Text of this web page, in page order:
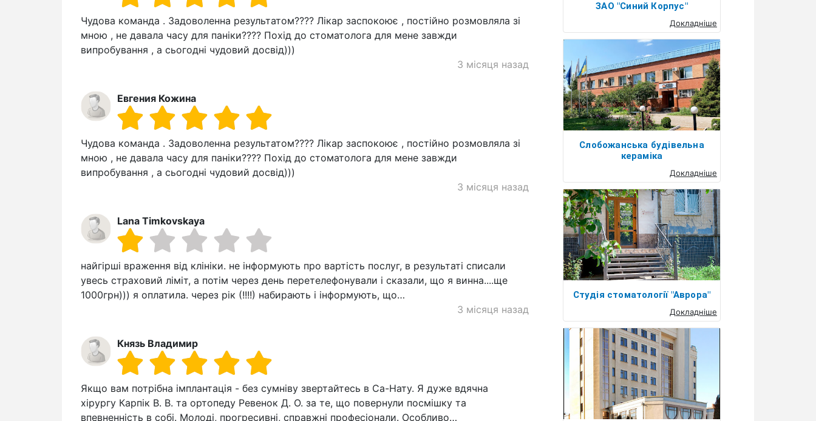
Чудова команда . Задоволенна результатом???? Лікар заспокоює , постійно розмовляла зі
мною , не давала часу для паніки???? Похід до стоматолога для мене завжди
випробування , а сьогодні чудовий досвід)))
3 місяця назад
Евгения Кожина
Чудова команда . Задоволенна результатом???? Лікар заспокоює , постійно розмовляла зі
мною , не давала часу для паніки???? Похід до стоматолога для мене завжди
випробування , а сьогодні чудовий досвід)))
3 місяця назад
Lana Timkovskaya
найгірші враження від клініки. не інформують про вартість послуг, в результаті списали
увесь страховий ліміт, а потім через день перетелефонували і сказали, що я винна....ще
1000грн))) я оплатила. через рік (!!!!) набирають і інформують, що…
3 місяця назад
Князь Владимир
Якщо вам потрібна імплантація - без сумніву звертайтесь в Са-Нату. Я дуже вдячна
хірургу Карпік В. В. та ортопеду Ревенок Д. О. за те, що повернули посмішку та
впевненність в собі. Молоді, прогресивні, справжні професіонали. Особливо…
ЗАО "Синий Корпус"
Докладніше
Слобожанська будівельна
кераміка
Докладніше
Студія стоматології "Аврора"
Докладніше